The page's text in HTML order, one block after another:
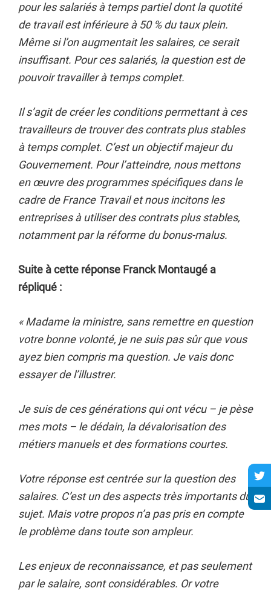
pour les salariés à temps partiel dont la quotité
de travail est inférieure à 50 % du taux plein.
Même si l’on augmentait les salaires, ce serait
insuffisant. Pour ces salariés, la question est de
pouvoir travailler à temps complet.
Il s’agit de créer les conditions permettant à ces
travailleurs de trouver des contrats plus stables
à temps complet. C’est un objectif majeur du
Gouvernement. Pour l’atteindre, nous mettons
en œuvre des programmes spécifiques dans le
cadre de France Travail et nous incitons les
entreprises à utiliser des contrats plus stables,
notamment par la réforme du bonus-malus.
Suite à cette réponse Franck Montaugé a
répliqué :
« Madame la ministre, sans remettre en question
votre bonne volonté, je ne suis pas sûr que vous
ayez bien compris ma question. Je vais donc
essayer de l’illustrer.
Je suis de ces générations qui ont vécu – je pèse
mes mots – le dédain, la dévalorisation des
métiers manuels et des formations courtes.
Votre réponse est centrée sur la question des
salaires. C’est un des aspects très importants du
sujet. Mais votre propos n’a pas pris en compte
le problème dans toute son ampleur.
Les enjeux de reconnaissance, et pas seulement
par le salaire, sont considérables. Or votre